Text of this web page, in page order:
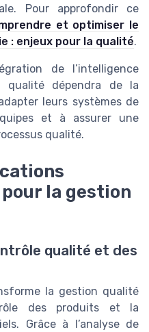
Pour approfondir ce
et optimiser le
: enjeux pour la qualité.
de l’intelligence
qualité dépendra de la
leurs systèmes de
et à assurer une
qualité.
la gestion
qualité et des
la gestion qualité
des produits et la
Grâce à l’analyse de